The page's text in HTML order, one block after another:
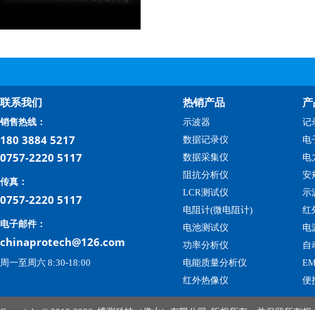
联系我们
销售热线：
180 3884 5217
0757-2220 5117
传真：
0757-2220 5117
电子邮件：
chinaprotech@126.com
周一至周六 8:30-18:00
热销产品
示波器
数据记录仪
数据采集仪
阻抗分析仪
LCR测试仪
电阻计(微电阻计)
电池测试仪
功率分析仪
电能质量分析仪
红外热像仪
记
电
电
安
示
红
电
自
便